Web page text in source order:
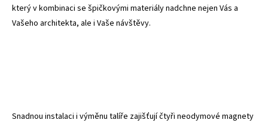
který v kombinaci se špičkovými materiály nadchne nejen Vás a
Vašeho architekta, ale i Vaše návštěvy.
Snadnou instalaci i výměnu talíře zajišťují čtyři neodymové magnety